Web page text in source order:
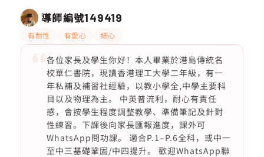
導師編號149419
有耐性 有愛心 細心
各位家長及學生你好！本人畢業於港島傳統名
校華仁書院，現讀香港理工大學二年級，有一
年私補及補習社經驗，以教小學全,中學主要科
目以及物理為主。 中英普流利，耐心有責任
感，會按學生程度調整教學、準備筆記及針對
性練習。下課後向家長匯報進度，課外可
WhatsApp問功課。 適合P.1–P.6全科，或中一
至中三基礎鞏固/中四提升。 歡迎WhatsApp聯